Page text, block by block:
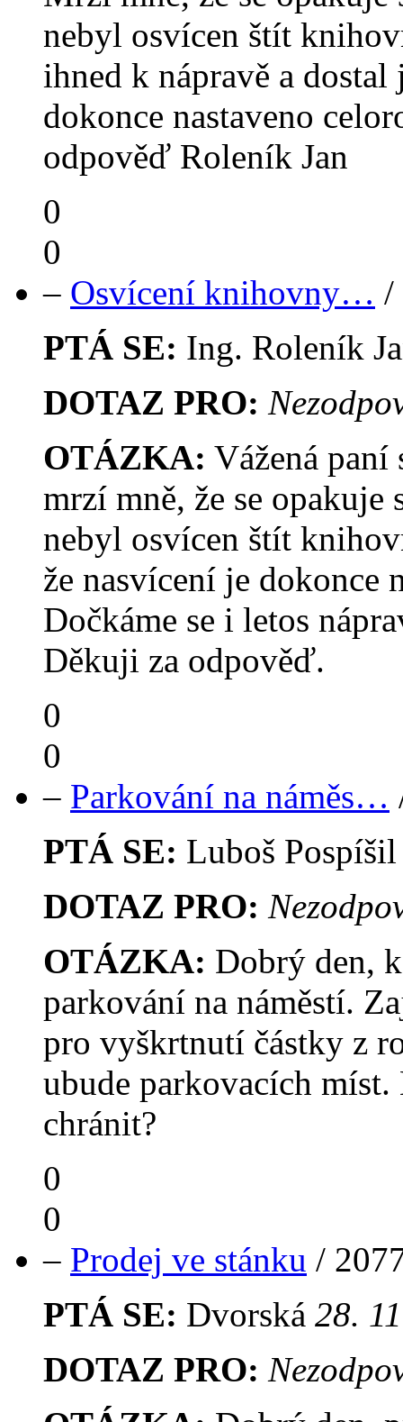
nebyl osvícen štít
ihned k nápravě a
dokonce nastaveno
odpověď Roleník Jan
0
0
– Osvícení knihovny… /
PTÁ SE: Ing. Roleník
DOTAZ PRO:
OTÁZKA: Vážená paní
mrzí mně, že se opakuje
nebyl osvícen štít
že nasvícení je dokonce
Dočkáme se i letos
Děkuji za odpověď.
0
0
– Parkování na náměs…
PTÁ SE: Luboš
DOTAZ PRO:
OTÁZKA: Dobrý den,
parkování na náměstí.
pro vyškrtnutí částky z
ubude parkovacích míst.
chránit?
0
0
– Prodej ve stánku /
PTÁ SE: Dvorská 28.
DOTAZ PRO: